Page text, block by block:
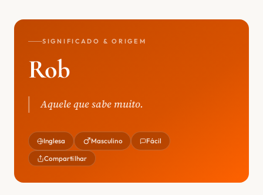
SIGNIFICADO & ORIGEM
Rob
Aquele que sabe muito.
Inglesa Masculino Fácil
Compartilhar